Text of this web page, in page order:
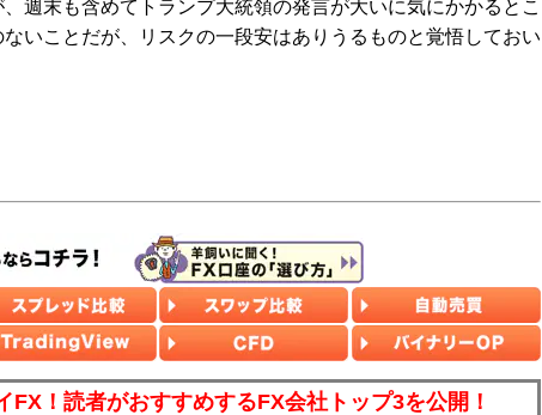
週末も含めてトランプ大統領の発言が大いに気にかかるとこ
いことだが、リスクの一段安はありうるものと覚悟しておい
FX！読者がおすすめするFX会社トップ3を公開！